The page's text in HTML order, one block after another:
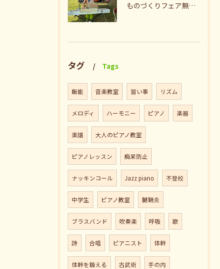
ものづくりフェア無事終了♪ありがとうございました。
タグ Tags
飯能 音楽教室 習い事 リズム
メロディ ハーモニー ピアノ 楽器
楽譜 大人のピアノ教室
ピアノレッスン 痴呆防止
ナッキンコール Jazz piano 不登校
中学生 ピアノ教室 腱鞘炎
ブラスバンド 吹奏楽 呼吸 歌
詩 合唱 ピアニスト 体幹
体幹を鍛える 古武術 手の内